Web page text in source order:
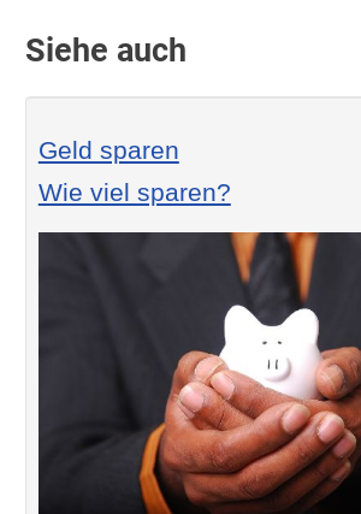
Siehe auch
Geld sparen
Wie viel sparen?